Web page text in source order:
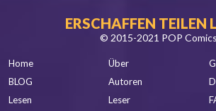
ERSCHAFFEN TEILEN
© 2015-2021 POP Comics
Home
BLOG
Lesen
Über
Autoren
Leser